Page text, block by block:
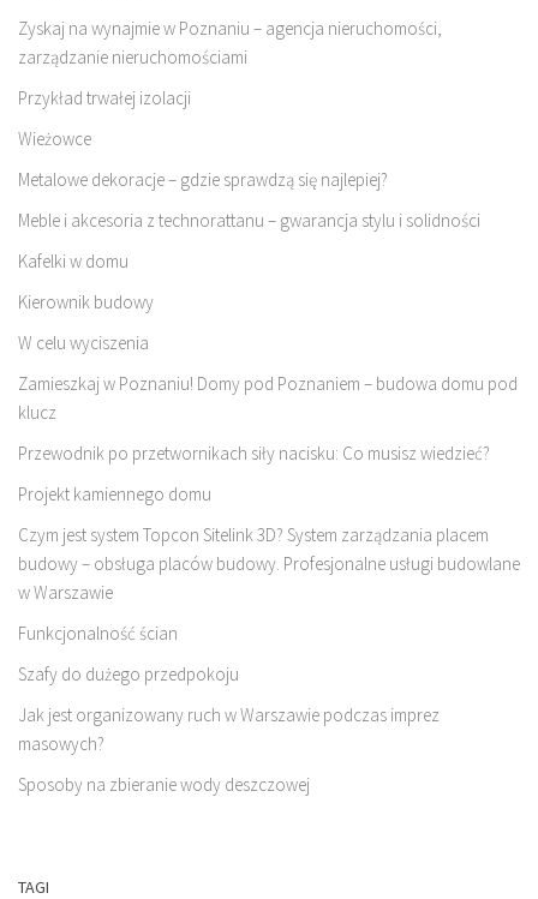
Zyskaj na wynajmie w Poznaniu – agencja nieruchomości,
zarządzanie nieruchomościami
Przykład trwałej izolacji
Wieżowce
Metalowe dekoracje – gdzie sprawdzą się najlepiej?
Meble i akcesoria z technorattanu – gwarancja stylu i solidności
Kafelki w domu
Kierownik budowy
W celu wyciszenia
Zamieszkaj w Poznaniu! Domy pod Poznaniem – budowa domu pod
klucz
Przewodnik po przetwornikach siły nacisku: Co musisz wiedzieć?
Projekt kamiennego domu
Czym jest system Topcon Sitelink 3D? System zarządzania placem
budowy – obsługa placów budowy. Profesjonalne usługi budowlane
w Warszawie
Funkcjonalność ścian
Szafy do dużego przedpokoju
Jak jest organizowany ruch w Warszawie podczas imprez
masowych?
Sposoby na zbieranie wody deszczowej
TAGI